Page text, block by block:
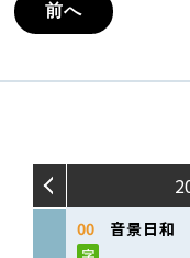
前へ